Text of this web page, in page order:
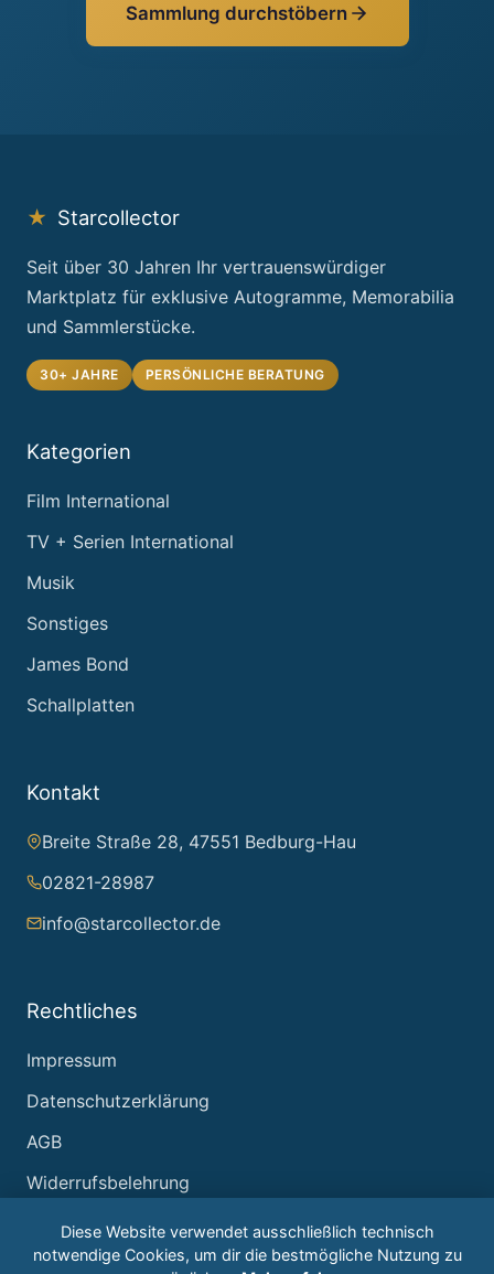
Sammlung durchstöbern
★ Starcollector
Seit über 30 Jahren Ihr vertrauenswürdiger
Marktplatz für exklusive Autogramme, Memorabilia
und Sammlerstücke.
30+ JAHRE PERSÖNLICHE BERATUNG
Kategorien
Film International
TV + Serien International
Musik
Sonstiges
James Bond
Schallplatten
Kontakt
Breite Straße 28, 47551 Bedburg-Hau
02821-28987
info@starcollector.de
Rechtliches
Impressum
Datenschutzerklärung
AGB
Widerrufsbelehrung
Diese Website verwendet ausschließlich technisch
notwendige Cookies, um dir die bestmögliche Nutzung zu